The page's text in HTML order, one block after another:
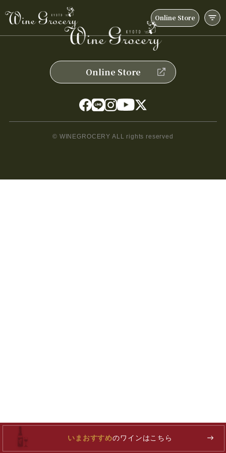
Online Store
Online Store
© WINEGROCERY ALL rights reserved
いまおすすめのワインはこちら